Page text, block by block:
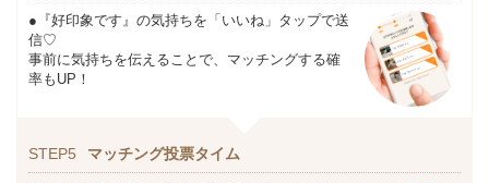
●『好印象です』の気持ちを「いいね」タップで送
信♡
事前に気持ちを伝えることで、マッチングする確
率もUP！
STEP5 マッチング投票タイム